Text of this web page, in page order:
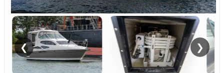
❮ ❯